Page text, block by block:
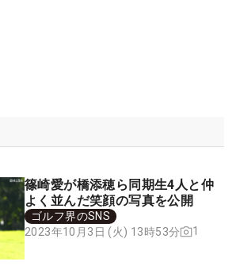
篠崎愛が橋添穂ら同期生4人と仲
よく並んだ笑顔の写真を公開
ゴルフ界のSNS
2023年10月3日 (火) 13時53分
1